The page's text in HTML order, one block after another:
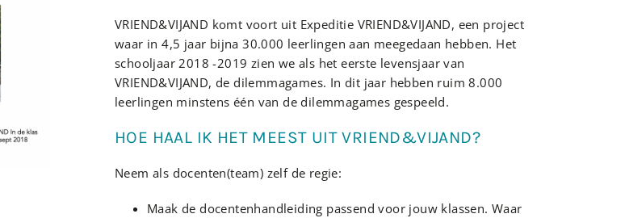
VRIEND&VIJAND komt voort uit Expeditie VRIEND&VIJAND, een project
waar in 4,5 jaar bijna 30.000 leerlingen aan meegedaan hebben. Het
schooljaar 2018 -2019 zien we als het eerste levensjaar van
VRIEND&VIJAND, de dilemmagames. In dit jaar hebben ruim 8.000
leerlingen minstens één van de dilemmagames gespeeld.
HOE HAAL IK HET MEEST UIT VRIEND&VIJAND?
Neem als docenten(team) zelf de regie:
Maak de docentenhandleiding passend voor jouw klassen. Waar